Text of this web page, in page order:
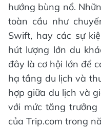
hướng bùng nổ.
toàn cầu như
Swift, hay các sự
hút lượng lớn du
đây là cơ hội lớn để
hạ tầng du lịch và
hợp giữa du lịch và
với mức tăng
của Trip.com trong